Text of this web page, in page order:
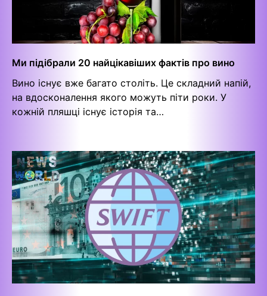
Ми підібрали 20 найцікавіших фактів про вино
Вино існує вже багато століть. Це складний напій,
на вдосконалення якого можуть піти роки. У
кожній пляшці існує історія та…